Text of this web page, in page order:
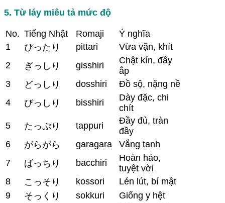
5. Từ láy miêu tả mức độ
No. Tiếng Nhật Romaji
Ý nghĩa
1
ぴったり pittari
Vừa vặn, khít
2
ぎっしり gisshiri
Chật kín, đầy
ắp
3
どっしり dosshiri
Đồ sộ, nặng nề
4
びっしり bisshiri
Dày đặc, chi
chít
5
たっぷり tappuri
Đầy đủ, tràn
đầy
6
がらがら garagara
Vắng tanh
7
ばっちり bacchiri
Hoàn hảo,
tuyệt vời
8
こっそり kossori
Lén lút, bí mật
9
そっくり sokkuri
Giống y hệt